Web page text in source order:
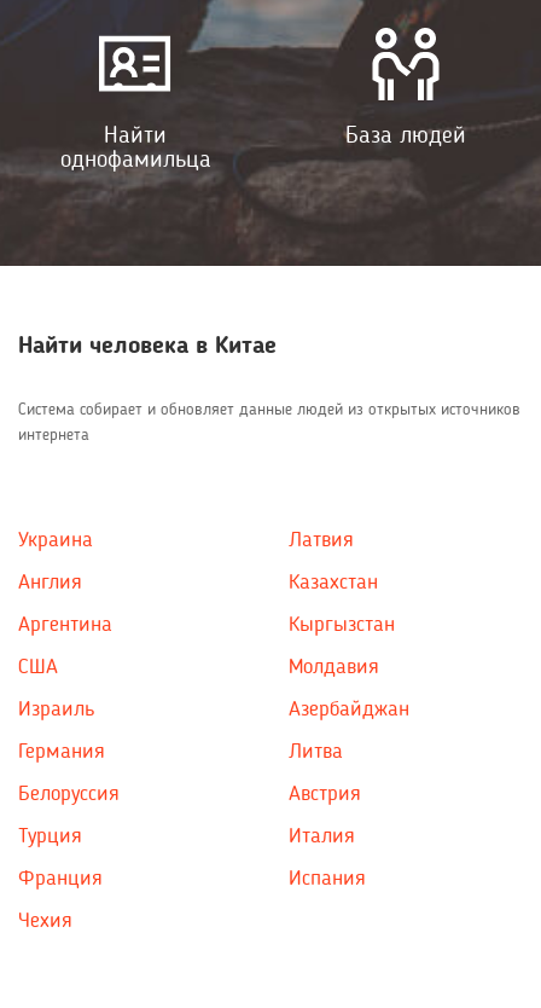
Найти
однофамильца
База людей
Найти человека в Китае
Система собирает и обновляет данные людей из открытых источников
интернета
Украина
Англия
Аргентина
США
Израиль
Латвия
Казахстан
Кыргызстан
Молдавия
Азербайджан
Германия
Белоруссия
Турция
Франция
Чехия
Литва
Австрия
Италия
Испания